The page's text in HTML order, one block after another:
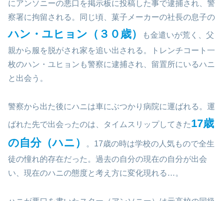
にアンソニーの悪口を掲示板に投稿した事で逮捕され、警
察署に拘留される。同じ頃、菓子メーカーの社長の息子の
ハン・ユヒョン（３０歳）
も金遣いが荒く、父
親から服を脱がされ家を追い出される。トレンチコート一
枚のハン・ユヒョンも警察に逮捕され、留置所にいるハニ
と出会う。
警察から出た後にハニは車にぶつかり病院に運ばれる。運
ばれた先で出会ったのは、タイムスリップしてきた17歳
の自分（ハニ）
。17歳の時は学校の人気もので全生
徒の憧れ的存在だった。過去の自分の現在の自分が出会
い、現在のハニの態度と考え方に変化現れる…。